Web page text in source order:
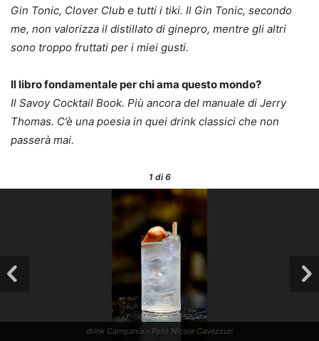
Gin Tonic, Clover Club e tutti i tiki. Il Gin Tonic, secondo
me, non valorizza il distillato di ginepro, mentre gli altri
sono troppo fruttati per i miei gusti.
Il libro fondamentale per chi ama questo mondo?
Il Savoy Cocktail Book. Più ancora del manuale di Jerry
Thomas. C’è una poesia in quei drink classici che non
passerà mai.
1di 6
drink Campania - Foto Nicole Cavezzuti